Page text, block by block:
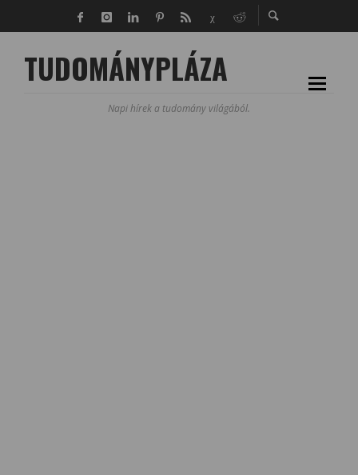
TUDOMÁNYPLÁZA
Napi hírek a tudomány világából.